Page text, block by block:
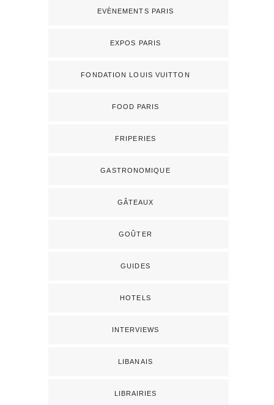
EVÈNEMENTS PARIS
EXPOS PARIS
FONDATION LOUIS VUITTON
FOOD PARIS
FRIPERIES
GASTRONOMIQUE
GÂTEAUX
GOÛTER
GUIDES
HOTELS
INTERVIEWS
LIBANAIS
LIBRAIRIES